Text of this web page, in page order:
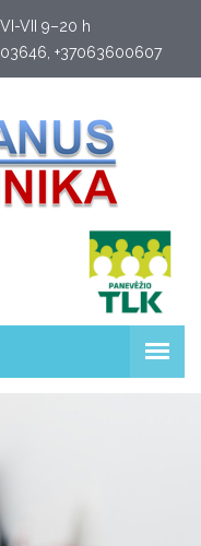
VII 9–20 h
+37063600607